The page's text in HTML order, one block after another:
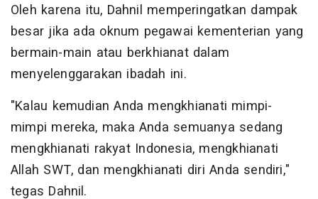
Oleh karena itu, Dahnil memperingatkan dampak
besar jika ada oknum pegawai kementerian yang
bermain-main atau berkhianat dalam
menyelenggarakan ibadah ini.
"Kalau kemudian Anda mengkhianati mimpi-
mimpi mereka, maka Anda semuanya sedang
mengkhianati rakyat Indonesia, mengkhianati
Allah SWT, dan mengkhianati diri Anda sendiri,"
tegas Dahnil.